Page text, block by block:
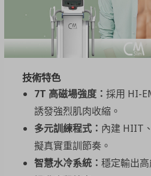
技術特色
7T 高磁場強度：採用 HI-
誘發強烈肌肉收縮。
多元訓練程式： 內建 HIIT
擬真實重訓節奏。
智慧水冷系統：穩定輸出